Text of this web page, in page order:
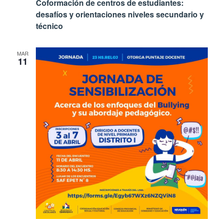
Coformación de centros de estudiantes:
desafíos y orientaciones niveles secundario y
técnico
MAR
11